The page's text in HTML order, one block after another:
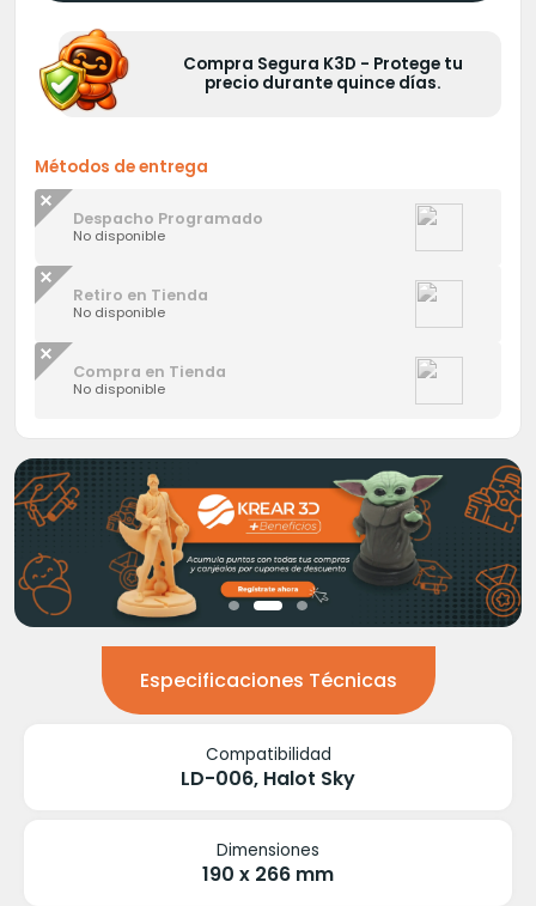
Compra Segura K3D - Protege tu
precio durante quince días.
Métodos de entrega
Despacho Programado
No disponible
Retiro en Tienda
No disponible
Compra en Tienda
No disponible
Especificaciones Técnicas
Compatibilidad
LD-006, Halot Sky
Dimensiones
190 x 266 mm